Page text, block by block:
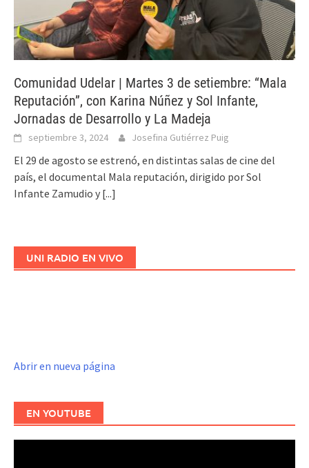
Comunidad Udelar | Martes 3 de setiembre: “Mala
Reputación”, con Karina Núñez y Sol Infante,
Jornadas de Desarrollo y La Madeja
septiembre 3, 2024 Josefina Gutiérrez Puig
El 29 de agosto se estrenó, en distintas salas de cine del
país, el documental Mala reputación, dirigido por Sol
Infante Zamudio y [...]
UNI RADIO EN VIVO
Abrir en nueva página
EN YOUTUBE